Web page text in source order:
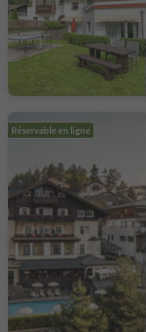
Réservable en ligne